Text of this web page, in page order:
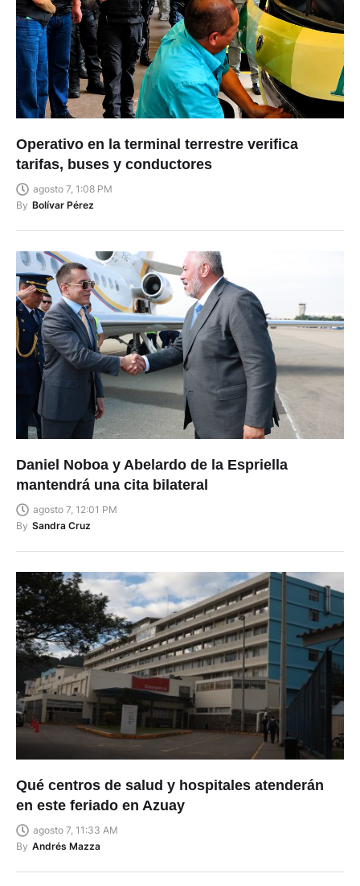
Operativo en la terminal terrestre verifica
tarifas, buses y conductores
agosto 7, 1:08 PM
By Bolívar Pérez
Daniel Noboa y Abelardo de la Espriella
mantendrá una cita bilateral
agosto 7, 12:01 PM
By Sandra Cruz
Qué centros de salud y hospitales atenderán
en este feriado en Azuay
agosto 7, 11:33 AM
By Andrés Mazza